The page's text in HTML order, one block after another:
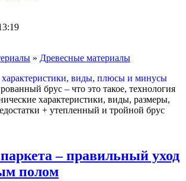
» Древесные материалы
брус – что это такое, технология
характеристики, виды, размеры,
+ утепленный и тройной брус
– правильный уход
полом